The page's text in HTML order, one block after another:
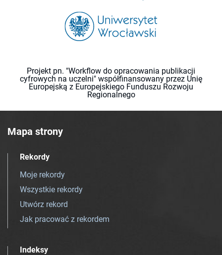
Projekt pn. "Workflow do opracowania publikacji
cyfrowych na uczelni" współfinansowany przez Unię
Europejską z Europejskiego Funduszu Rozwoju
Regionalnego
Mapa strony
Rekordy
Moje rekordy
Wszystkie rekordy
Utwórz rekord
Jak pracować z rekordem
Indeksy